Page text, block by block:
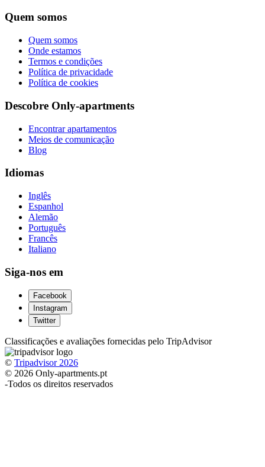
Quem somos
Quem somos
Onde estamos
Termos e condições
Política de privacidade
Política de cookies
Descobre Only-apartments
Encontrar apartamentos
Meios de comunicação
Blog
Idiomas
Inglês
Espanhol
Alemão
Português
Francês
Italiano
Siga-nos em
Facebook
Instagram
Twitter
Classificações e avaliações fornecidas pelo TripAdvisor
© Tripadvisor 2026
© 2026 Only-apartments.pt
-Todos os direitos reservados